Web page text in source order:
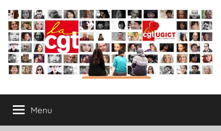
au
contenu
Syndicat
CGTMenu